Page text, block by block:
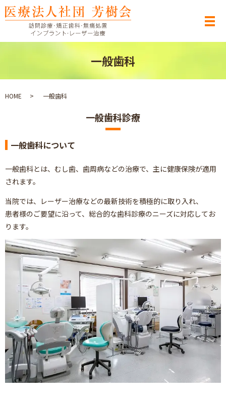
メ
一般歯科
HOME 一般歯科
一般歯科診療
一般歯科について
一般歯科とは、むし歯、歯周病などの治療で、主に健康保険が適用
されます。
当院では、レーザー治療などの最新技術を積極的に取り入れ、
患者様のご要望に沿って、総合的な歯科診療のニーズに対応してお
ります。